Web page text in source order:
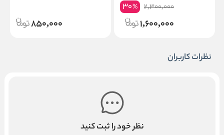
2,300,000
30%
1,600,000
850,000
نظرات کاربران
نظر خود را ثبت کنید